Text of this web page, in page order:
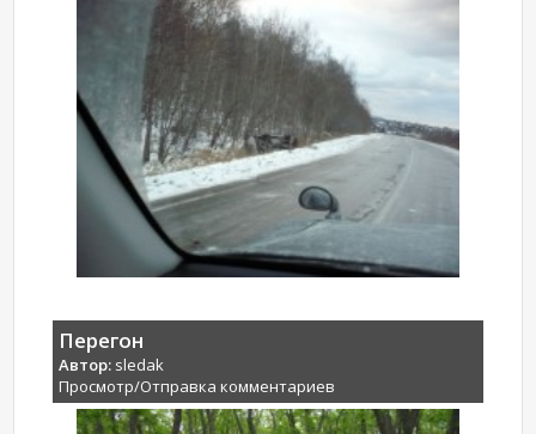
Перегон
Автор: sledak
Просмотр/Отправка комментариев